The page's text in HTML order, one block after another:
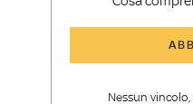
Nessun